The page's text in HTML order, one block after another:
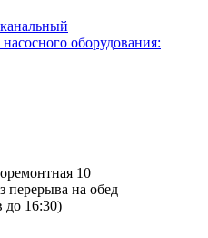
оборудования:
10
перерыва на обед
до 16:30)